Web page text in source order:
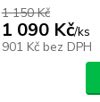
1 150 Kč
1 090 Kč/ks
901 Kč bez DPH